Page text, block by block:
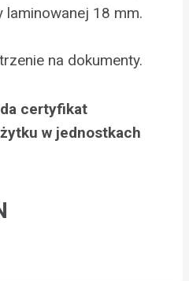
laminowanej 18 mm.
na dokumenty.
certyfikat
w jednostkach